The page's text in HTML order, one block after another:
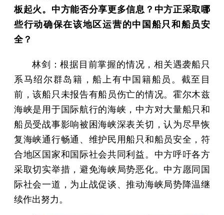
板起火。中方能否分享更多信息？中方正采取哪
些行动确保在该地区运营的中国船只和船员安
全？
林剑：根据目前掌握的情况，相关遇袭船只
系马绍尔群岛籍，船上有中国籍船员。截至目
前，该船只未报告有船员伤亡的情况。霍尔木兹
海峡是用于国际航行的海峡，中方对大量船只和
船员受战事影响被困海峡深表关切，认为尽早恢
复海峡通行畅通、维护民用船只和船员安全，符
合地区国家和国际社会共同利益。中方呼吁各方
采取切实举措，避免海峡局势恶化。中方愿同国
际社会一道，为止战促谈、推动海峡局势降温继
续作出努力。